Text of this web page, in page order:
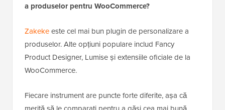
a produselor pentru WooCommerce?
Zakekeeste cel mai bun plugin de personalizare a
produselor. Alte opțiuni populare includ Fancy
Product Designer, Lumise și extensiile oficiale de la
WooCommerce.
Fiecare instrument are puncte forte diferite, așa că